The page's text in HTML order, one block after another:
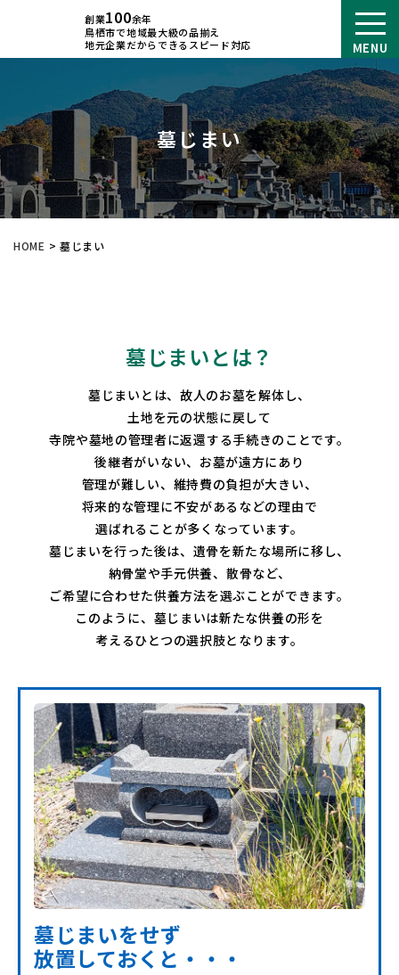
創業100余年
鳥栖市で地域最大級の品揃え
地元企業だからできるスピード対応
MENU
墓じまい
HOME > 墓じまい
墓じまいとは？
墓じまいとは、故人のお墓を解体し、
土地を元の状態に戻して
寺院や墓地の管理者に返還する手続きのことです。
後継者がいない、お墓が遠方にあり
管理が難しい、維持費の負担が大きい、
将来的な管理に不安があるなどの理由で
選ばれることが多くなっています。
墓じまいを行った後は、遺骨を新たな場所に移し、
納骨堂や手元供養、散骨など、
ご希望に合わせた供養方法を選ぶことができます。
このように、墓じまいは新たな供養の形を
考えるひとつの選択肢となります。
墓じまいをせず
放置しておくと・・・